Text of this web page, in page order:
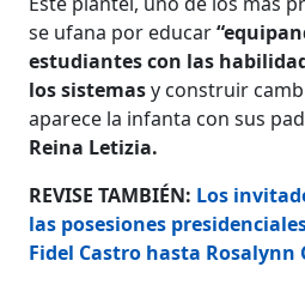
se ufana por educar
estudiantes con las
los sistemasy construir
aparece la infanta con sus
Reina Letizia.
REVISE TAMBIÉN: Los
las posesiones
Fidel Castro hasta Rosalynn